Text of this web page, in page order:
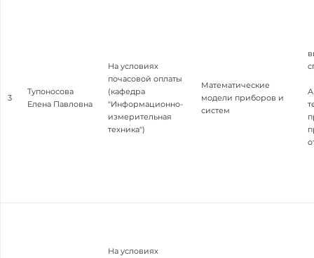
3
Тупоносова
Елена Павловна
На условиях
почасовой оплаты
(кафедра
"Информационно-
измерительная
техника")
Математические
модели приборов и
систем
На условиях